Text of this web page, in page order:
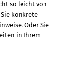
so leicht von
konkrete
Oder Sie
in Ihrem